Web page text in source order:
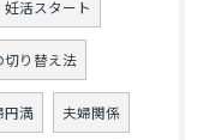
妊活スタート
切り替え法
円満 夫婦関係